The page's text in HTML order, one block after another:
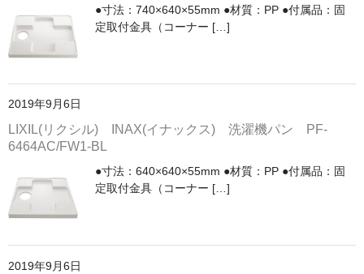
●寸法：740×640×55mm ●材質：PP ●付属品：固
定取付金具（コーナー […]
2019年9月6日
LIXIL(リクシル) INAX(イナックス) 洗濯機パン PF-
6464AC/FW1-BL
●寸法：640×640×55mm ●材質：PP ●付属品：固
定取付金具（コーナー […]
2019年9月6日